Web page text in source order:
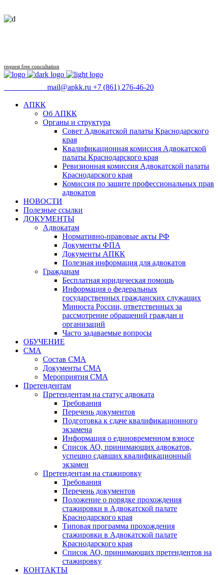
request free concultation
mail@apkk.ru +7 (861) 276-46-20
АПКК
Об АПКК
Органы и структура
Совет Адвокатской палаты Краснодарского
края
Квалификационная комиссия Адвокатской
палаты Краснодарского края
Ревизионная комиссия Адвокатской палаты
Краснодарского края
Комиссия по защите профессиональных прав
адвокатов
НОВОСТИ
Полезные ссылки
ДОКУМЕНТЫ
Адвокатам
Нормативно-правовые акты РФ
Документы ФПА
Документы АПКК
Полезная информация для адвокатов
Гражданам
Бесплатная юридическая помощь
Информация о федеральных
государственных гражданских служащих
Минюста России, ответственных за
рассмотрение обращений граждан и
организаций
Часто задаваемые вопросы
ОБУЧЕНИЕ
СМА
Состав СМА
Документы СМА
Мероприятия СМА
Претендентам
Претендентам на статус адвоката
Требования
Перечень документов
Подготовка к сдаче квалификационного
экзамена
Информация о единовременном взносе
Список АО, принимающих адвокатов,
успешно сдавших квалификационный
экзамен
Претендентам на стажировку
Требования
Перечень документов
Положение о порядке прохождения
стажировки в Адвокатской палате
Краснодарского края
Типовая программа прохождения
стажировки в Адвокатской палате
Краснодарского края
Список АО, принимающих претендентов на
стажировку
КОНТАКТЫ